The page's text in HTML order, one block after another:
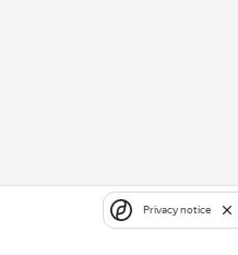
Privacy notice